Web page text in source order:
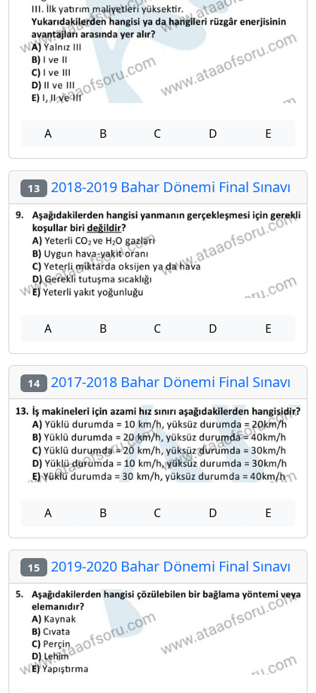
A B C D E
13 2018-2019 Bahar Dönemi Final Sınavı
A B C D E
14 2017-2018 Bahar Dönemi Final Sınavı
A B C D E
15 2019-2020 Bahar Dönemi Final Sınavı